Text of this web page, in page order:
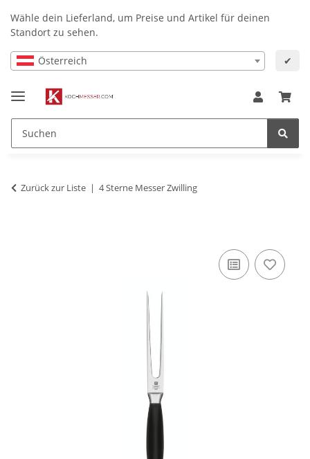
Wähle dein Lieferland, um Preise und Artikel für deinen
Standort zu sehen.
Österreich ✔
Zurück zur Liste 4 Sterne Messer Zwilling